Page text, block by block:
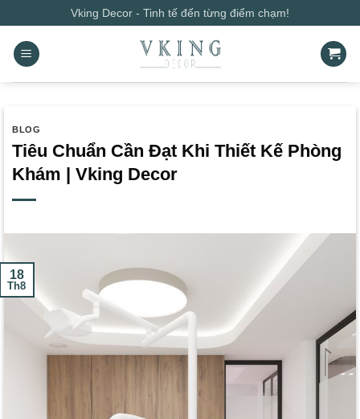
qua
nội
dung
Vking Decor - Tinh tế đến từng điểm chạm!
BLOG
Tiêu Chuẩn Cần Đạt Khi Thiết Kế Phòng
Khám | Vking Decor
18
Th8